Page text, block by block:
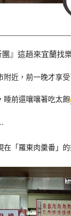
』這趟來宜蘭找
近，前一晚才享受
前還嚷嚷著吃太飽
「羅東肉羹番」的